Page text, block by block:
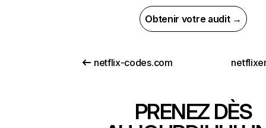
Obtenir votre audit →
netflix-codes.com
PRENEZ DÈS